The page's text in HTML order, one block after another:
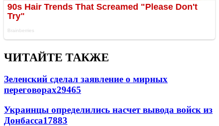
ЧИТАЙТЕ ТАКЖЕ
Зеленский сделал заявление о мирных
переговорах29465
Украинцы определились насчет вывода войск из
Донбасса17883